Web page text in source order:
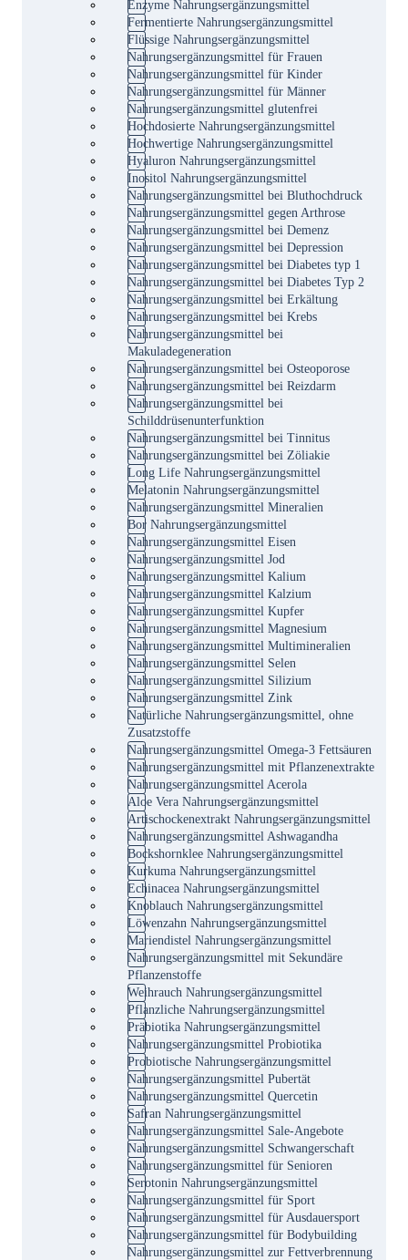
Enzyme Nahrungsergänzungsmittel
Fermentierte Nahrungsergänzungsmittel
Flüssige Nahrungsergänzungsmittel
Nahrungsergänzungsmittel für Frauen
Nahrungsergänzungsmittel für Kinder
Nahrungsergänzungsmittel für Männer
Nahrungsergänzungsmittel glutenfrei
Hochdosierte Nahrungsergänzungsmittel
Hochwertige Nahrungsergänzungsmittel
Hyaluron Nahrungsergänzungsmittel
Inositol Nahrungsergänzungsmittel
Nahrungsergänzungsmittel bei Bluthochdruck
Nahrungsergänzungsmittel gegen Arthrose
Nahrungsergänzungsmittel bei Demenz
Nahrungsergänzungsmittel bei Depression
Nahrungsergänzungsmittel bei Diabetes typ 1
Nahrungsergänzungsmittel bei Diabetes Typ 2
Nahrungsergänzungsmittel bei Erkältung
Nahrungsergänzungsmittel bei Krebs
Nahrungsergänzungsmittel bei
Makuladegeneration
Nahrungsergänzungsmittel bei Osteoporose
Nahrungsergänzungsmittel bei Reizdarm
Nahrungsergänzungsmittel bei
Schilddrüsenunterfunktion
Nahrungsergänzungsmittel bei Tinnitus
Nahrungsergänzungsmittel bei Zöliakie
Long Life Nahrungsergänzungsmittel
Melatonin Nahrungsergänzungsmittel
Nahrungsergänzungsmittel Mineralien
Bor Nahrungsergänzungsmittel
Nahrungsergänzungsmittel Eisen
Nahrungsergänzungsmittel Jod
Nahrungsergänzungsmittel Kalium
Nahrungsergänzungsmittel Kalzium
Nahrungsergänzungsmittel Kupfer
Nahrungsergänzungsmittel Magnesium
Nahrungsergänzungsmittel Multimineralien
Nahrungsergänzungsmittel Selen
Nahrungsergänzungsmittel Silizium
Nahrungsergänzungsmittel Zink
Natürliche Nahrungsergänzungsmittel, ohne
Zusatzstoffe
Nahrungsergänzungsmittel Omega-3 Fettsäuren
Nahrungsergänzungsmittel mit Pflanzenextrakte
Nahrungsergänzungsmittel Acerola
Aloe Vera Nahrungsergänzungsmittel
Artischockenextrakt Nahrungsergänzungsmittel
Nahrungsergänzungsmittel Ashwagandha
Bockshornklee Nahrungsergänzungsmittel
Kurkuma Nahrungsergänzungsmittel
Echinacea Nahrungsergänzungsmittel
Knoblauch Nahrungsergänzungsmittel
Löwenzahn Nahrungsergänzungsmittel
Mariendistel Nahrungsergänzungsmittel
Nahrungsergänzungsmittel mit Sekundäre
Pflanzenstoffe
Weihrauch Nahrungsergänzungsmittel
Pflanzliche Nahrungsergänzungsmittel
Präbiotika Nahrungsergänzungsmittel
Nahrungsergänzungsmittel Probiotika
Probiotische Nahrungsergänzungsmittel
Nahrungsergänzungsmittel Pubertät
Nahrungsergänzungsmittel Quercetin
Safran Nahrungsergänzungsmittel
Nahrungsergänzungsmittel Sale-Angebote
Nahrungsergänzungsmittel Schwangerschaft
Nahrungsergänzungsmittel für Senioren
Serotonin Nahrungsergänzungsmittel
Nahrungsergänzungsmittel für Sport
Nahrungsergänzungsmittel für Ausdauersport
Nahrungsergänzungsmittel für Bodybuilding
Nahrungsergänzungsmittel zur Fettverbrennung